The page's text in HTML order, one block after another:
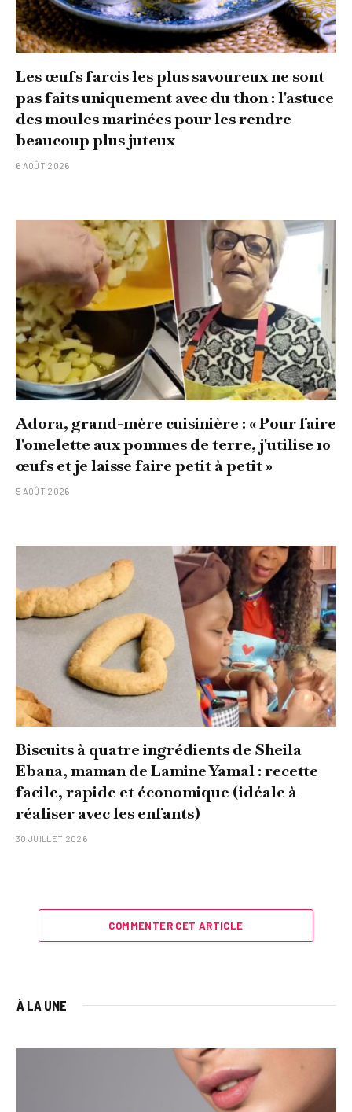
Les œufs farcis les plus savoureux ne sont
pas faits uniquement avec du thon : l'astuce
des moules marinées pour les rendre
beaucoup plus juteux
6 AOÛT 2026
Adora, grand-mère cuisinière : « Pour faire
l'omelette aux pommes de terre, j'utilise 10
œufs et je laisse faire petit à petit »
5 AOÛT 2026
Biscuits à quatre ingrédients de Sheila
Ebana, maman de Lamine Yamal : recette
facile, rapide et économique (idéale à
réaliser avec les enfants)
30 JUILLET 2026
COMMENTER CET ARTICLE
À LA UNE